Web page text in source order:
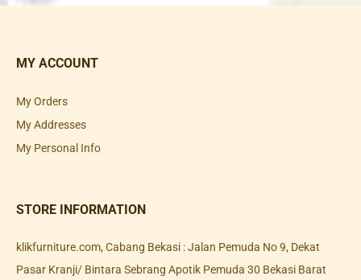
MY ACCOUNT
My Orders
My Addresses
My Personal Info
STORE INFORMATION
klikfurniture.com, Cabang Bekasi : Jalan Pemuda No 9, Dekat
Pasar Kranji/ Bintara Sebrang Apotik Pemuda 30 Bekasi Barat